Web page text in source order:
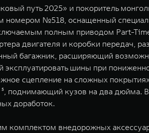
путь 2025» и покоритель
номером №518, оснащенный
полным приводом Part-
двигателя и коробки передач,
багажник, расширяющий
эксплуатировать шины при
сцепление на сложных
поднимающий кузов на два дюйма.
доработок.
комплектом внедорожных